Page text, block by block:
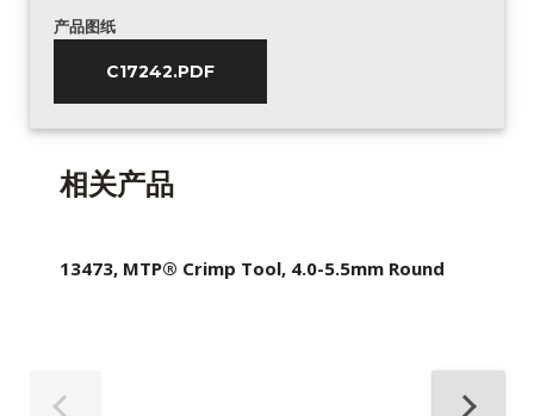
产品图纸
C17242.PDF
相关产品
13473, MTP® Crimp Tool, 4.0-5.5mm Round